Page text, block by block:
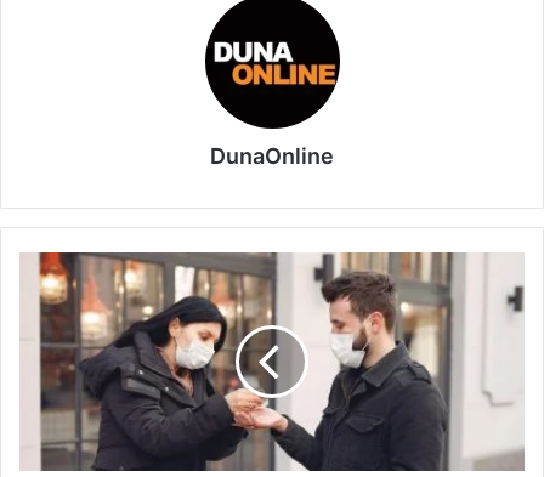
DunaOnline
Összegyűjtötte
járvánnyal
kapcsolatos
tévhiteket
WHO